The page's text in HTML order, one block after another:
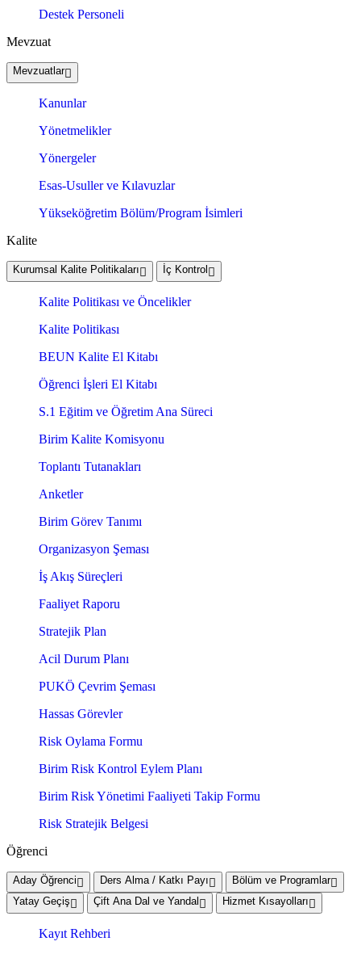
Destek Personeli
Mevzuat
Mevzuatlar
Kanunlar
Yönetmelikler
Yönergeler
Esas-Usuller ve Kılavuzlar
Yükseköğretim Bölüm/Program İsimleri
Kalite
Kurumsal Kalite Politikaları İç Kontrol
Kalite Politikası ve Öncelikler
Kalite Politikası
BEUN Kalite El Kitabı
Öğrenci İşleri El Kitabı
S.1 Eğitim ve Öğretim Ana Süreci
Birim Kalite Komisyonu
Toplantı Tutanakları
Anketler
Birim Görev Tanımı
Organizasyon Şeması
İş Akış Süreçleri
Faaliyet Raporu
Stratejik Plan
Acil Durum Planı
PUKÖ Çevrim Şeması
Hassas Görevler
Risk Oylama Formu
Birim Risk Kontrol Eylem Planı
Birim Risk Yönetimi Faaliyeti Takip Formu
Risk Stratejik Belgesi
Öğrenci
Aday Öğrenci Ders Alma / Katkı Payı
Bölüm ve Programlar
Yatay Geçiş
Çift Ana Dal ve Yandal Hizmet Kısayolları
Kayıt Rehberi